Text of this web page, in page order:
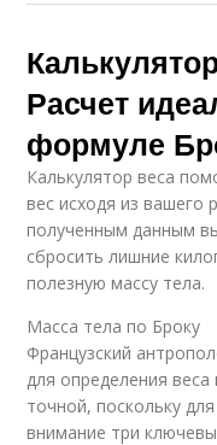
Расчет
формуле
Калькулятор веса
вес исходя из вашего
полученным данным
сбросить лишние
полезную массу тела.
Масса тела по Броку
Французский
для определения
точной, поскольку
внимание три